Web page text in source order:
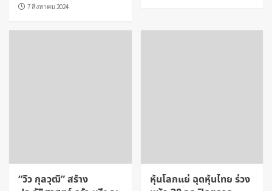
7 สิงหาคม 2024
“วิว กุลวุฒิ” สร้าง
หุ้นโลกแย่ ฉุดหุ้นไทย ร่วง